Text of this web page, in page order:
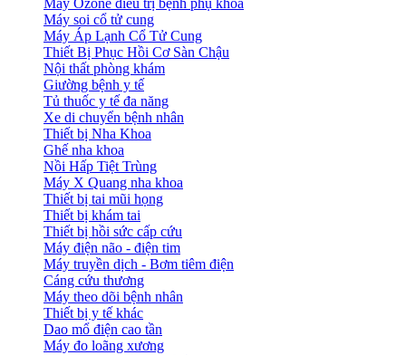
Máy soi cổ tử cung
Máy Áp Lạnh Cổ Tử Cung
Thiết Bị Phục Hồi Cơ Sàn Chậu
Nội thất phòng khám
Giường bệnh y tế
Tủ thuốc y tế đa năng
Xe di chuyển bệnh nhân
Thiết bị Nha Khoa
Ghế nha khoa
Nồi Hấp Tiệt Trùng
Máy X Quang nha khoa
Thiết bị tai mũi họng
Thiết bị khám tai
Thiết bị hồi sức cấp cứu
Máy điện não - điện tim
Máy truyền dịch - Bơm tiêm điện
Cáng cứu thương
Máy theo dõi bệnh nhân
Thiết bị y tế khác
Dao mổ điện cao tần
Máy đo loãng xương